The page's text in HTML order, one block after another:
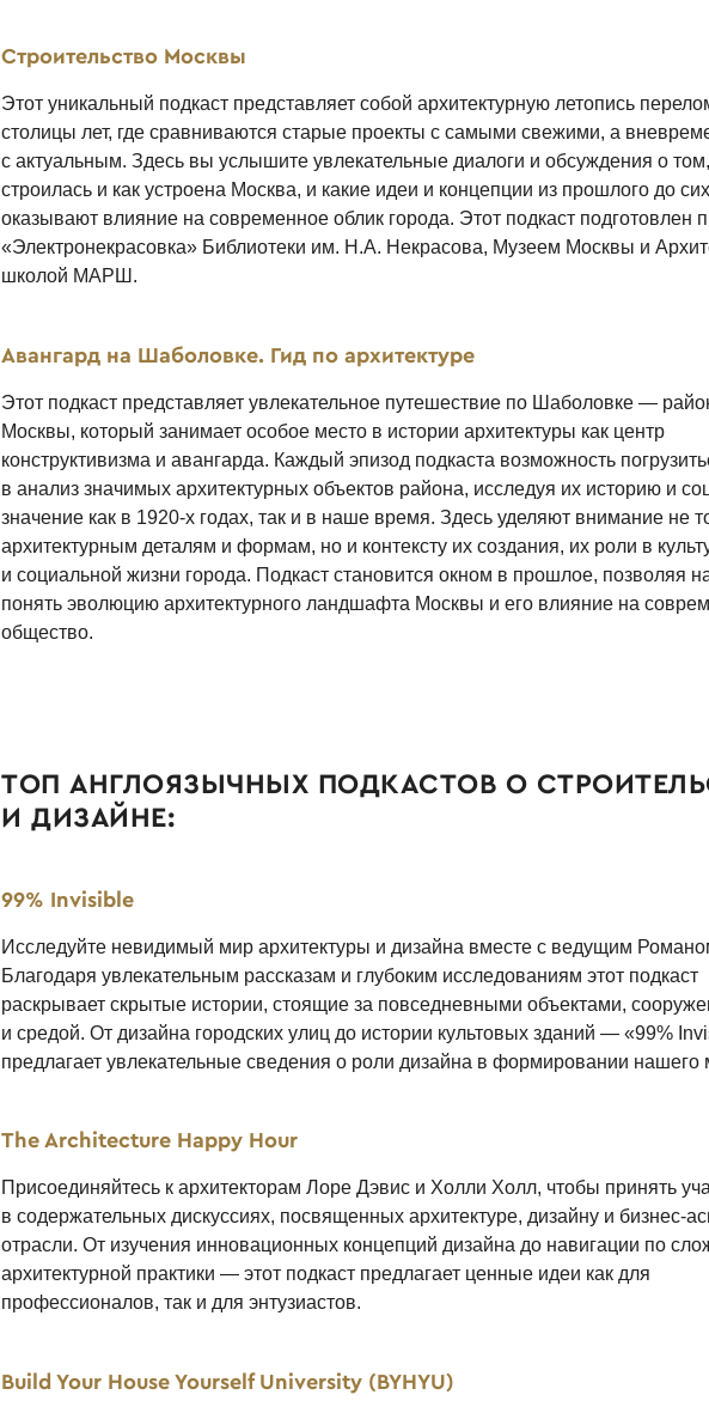
Строительство Москвы
Этот уникальный подкаст представляет собой архитектурную летопись
столицы лет, где сравниваются старые проекты с самыми свежими, а
с актуальным. Здесь вы услышите увлекательные диалоги и обсуждения о
строилась и как устроена Москва, и какие идеи и концепции из прошлого до
оказывают влияние на современное облик города. Этот подкаст подготовлен
«Электронекрасовка» Библиотеки им. Н.А. Некрасова, Музеем Москвы и
школой МАРШ.
Авангард на Шаболовке. Гид по архитектуре
Этот подкаст представляет увлекательное путешествие по Шаболовке —
Москвы, который занимает особое место в истории архитектуры как центр
конструктивизма и авангарда. Каждый эпизод подкаста возможность
в анализ значимых архитектурных объектов района, исследуя их историю и
значение как в 1920-х годах, так и в наше время. Здесь уделяют внимание не
архитектурным деталям и формам, но и контексту их создания, их роли в
и социальной жизни города. Подкаст становится окном в прошлое, позволяя
понять эволюцию архитектурного ландшафта Москвы и его влияние на
общество.
ТОП АНГЛОЯЗЫЧНЫХ ПОДКАСТОВ О
И ДИЗАЙНЕ:
99% Invisible
Исследуйте невидимый мир архитектуры и дизайна вместе с ведущим
Благодаря увлекательным рассказам и глубоким исследованиям этот подкаст
раскрывает скрытые истории, стоящие за повседневными объектами,
и средой. От дизайна городских улиц до истории культовых зданий — «99%
предлагает увлекательные сведения о роли дизайна в формировании нашего
The Architecture Happy Hour
Присоединяйтесь к архитекторам Лоре Дэвис и Холли Холл, чтобы принять
в содержательных дискуссиях, посвященных архитектуре, дизайну и бизнес-
отрасли. От изучения инновационных концепций дизайна до навигации по
архитектурной практики — этот подкаст предлагает ценные идеи как для
профессионалов, так и для энтузиастов.
Build Your House Yourself University (BYHYU)